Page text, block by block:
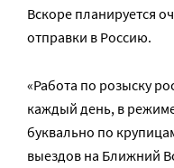
Вскоре планируется
отправки в Россию.
«Работа по розыску
каждый день, в
буквально по
выездов на Ближний